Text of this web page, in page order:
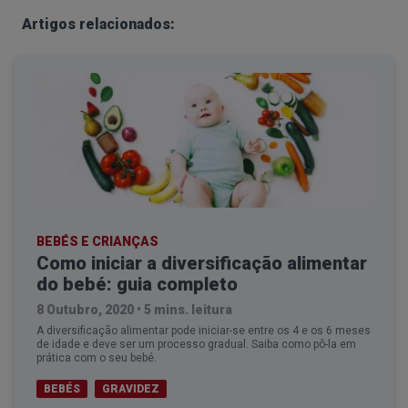
quando as crianças fazem a transição para os
Os suplementos de ferro costumam dar um tom
esverdeado às fezes.
Vermelho
Por vezes, um tom avermelhado resulta da
Se o cocó do bebé é vermelho e ele consumiu
alimentos desta cor, não há motivo para
preocupação. Alguns antibióticos, como a
amoxicilina, também têm este efeito. Espere uns
dias para perceber se as fezes voltam a ter uma
Artigos relacionados:
BEBÉS E CRIANÇAS
Como iniciar a diversificação alimentar
do bebé: guia completo
8 Outubro, 2020 • 5 mins. leitura
A diversificação alimentar pode iniciar-se entre os 4 e os 6 meses
de idade e deve ser um processo gradual. Saiba como pô-la em
prática com o seu bebé.
BEBÉS GRAVIDEZ